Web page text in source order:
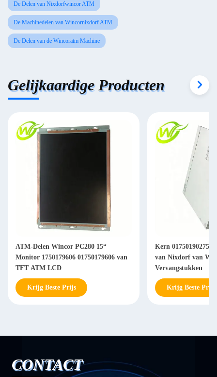
De Delen van Nixdorfwincor ATM
De Machinedelen van Wincornixdorf ATM
De Delen van de Wincoratm Machine
Gelijkaardige Producten
ATM-Delen Wincor PC280 15“
Monitor 1750179606 01750179606 van
TFT ATM LCD
Krijg Beste Prijs
Kern 01750190275
van Nixdorf van
Vervangstukken
Krijg Beste Prijs
CONTACT